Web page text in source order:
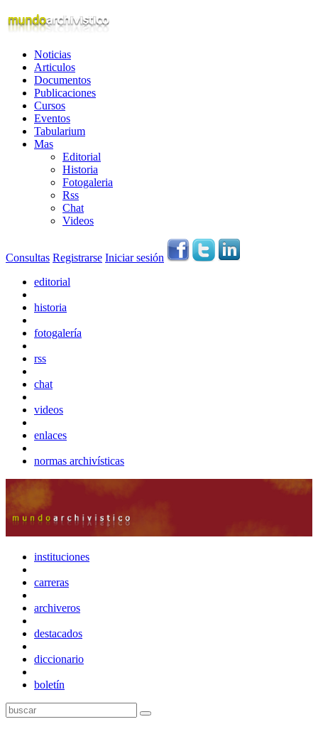
Noticias
Articulos
Documentos
Publicaciones
Cursos
Eventos
Tabularium
Mas
Editorial
Historia
Fotogaleria
Rss
Chat
Videos
Consultas Registrarse Iniciar sesión
editorial
historia
fotogalería
rss
chat
videos
enlaces
normas archivísticas
instituciones
carreras
archiveros
destacados
diccionario
boletín